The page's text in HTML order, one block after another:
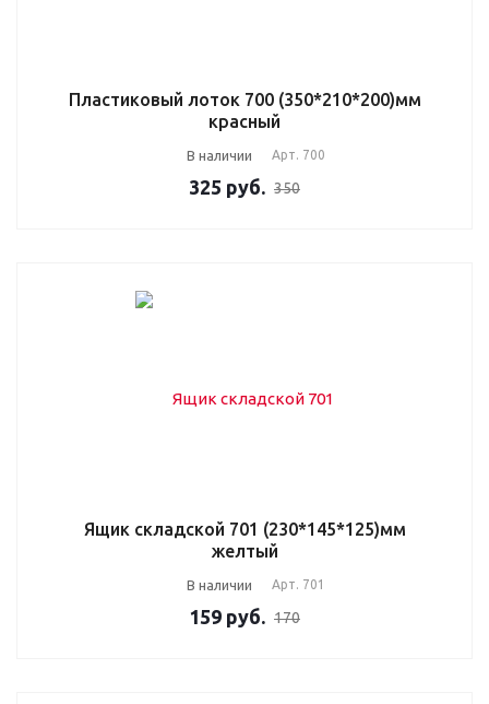
Пластиковый лоток 700 (350*210*200)мм
красный
В наличии Арт. 700
325 руб. 350
Ящик складской 701 (230*145*125)мм
желтый
В наличии Арт. 701
159 руб. 170